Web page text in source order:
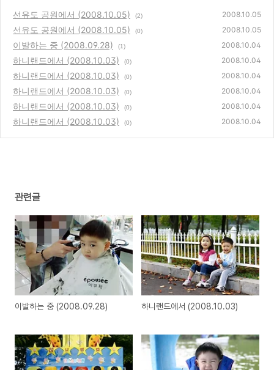
선유도 공원에서 (2008.10.05) (2) 2008.10.05
선유도 공원에서 (2008.10.05) (0) 2008.10.05
이발하는 중 (2008.09.28) (1) 2008.10.04
하니랜드에서 (2008.10.03) (0) 2008.10.04
하니랜드에서 (2008.10.03) (0) 2008.10.04
하니랜드에서 (2008.10.03) (0) 2008.10.04
하니랜드에서 (2008.10.03) (0) 2008.10.04
하니랜드에서 (2008.10.03) (0) 2008.10.04
관련글
이발하는 중 (2008.09.28) 하니랜드에서 (2008.10.03)